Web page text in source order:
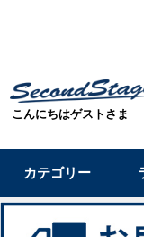
こんにちはゲストさま
カテゴリー